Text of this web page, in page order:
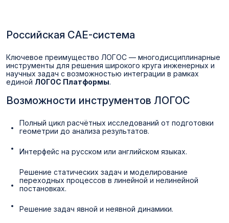
Российская CAE-система
Ключевое преимущество ЛОГОС — многодисциплинарные
инструменты для решения широкого круга инженерных и
научных задач с возможностью интеграции в рамках
единой ЛОГОС Платформы.
Возможности инструментов ЛОГОС
Полный цикл расчётных исследований от подготовки
геометрии до анализа результатов.
Интерфейс на русском или английском языках.
Решение статических задач и моделирование
переходных процессов в линейной и нелинейной
постановках.
Решение задач явной и неявной динамики.